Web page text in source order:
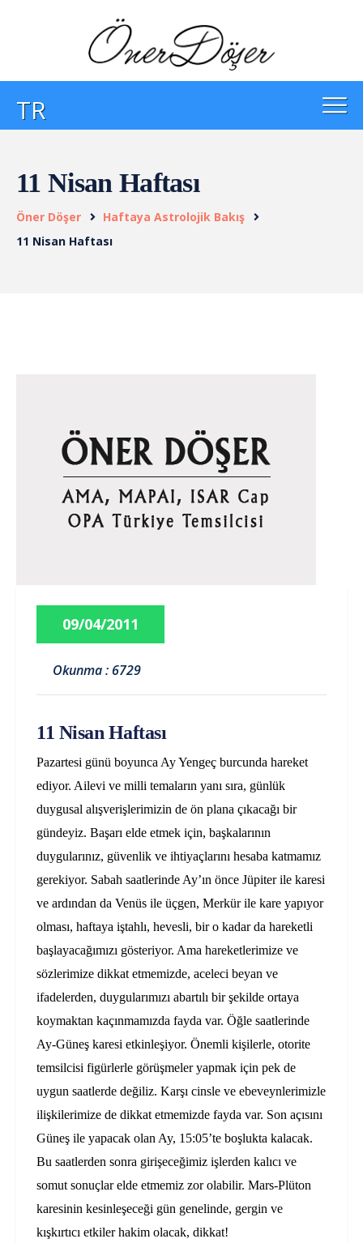
TR
11 Nisan Haftası
Öner Döşer
Haftaya Astrolojik Bakış
11 Nisan Haftası
09/04/2011
Okunma : 6729
11 Nisan Haftası
Pazartesi günü boyunca Ay Yengeç burcunda hareket
ediyor. Ailevi ve milli temaların yanı sıra, günlük
duygusal alışverişlerimizin de ön plana çıkacağı bir
gündeyiz. Başarı elde etmek için, başkalarının
duygularınız, güvenlik ve ihtiyaçlarını hesaba katmamız
gerekiyor. Sabah saatlerinde Ay’ın önce Jüpiter ile karesi
ve ardından da Venüs ile üçgen, Merkür ile kare yapıyor
olması, haftaya iştahlı, hevesli, bir o kadar da hareketli
başlayacağımızı gösteriyor. Ama hareketlerimize ve
sözlerimize dikkat etmemizde, aceleci beyan ve
ifadelerden, duygularımızı abartılı bir şekilde ortaya
koymaktan kaçınmamızda fayda var. Öğle saatlerinde
Ay-Güneş karesi etkinleşiyor. Önemli kişilerle, otorite
temsilcisi figürlerle görüşmeler yapmak için pek de
uygun saatlerde değiliz. Karşı cinsle ve ebeveynlerimizle
ilişkilerimize de dikkat etmemizde fayda var. Son açısını
Güneş ile yapacak olan Ay, 15:05’te boşlukta kalacak.
Bu saatlerden sonra girişeceğimiz işlerden kalıcı ve
somut sonuçlar elde etmemiz zor olabilir. Mars-Plüton
karesinin kesinleşeceği gün genelinde, gergin ve
kışkırtıcı etkiler hakim olacak, dikkat!